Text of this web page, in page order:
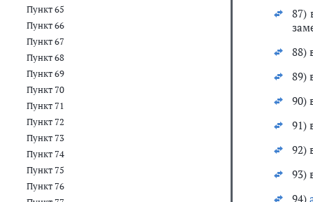
Пункт 65
Пункт 66
Пункт 67
Пункт 68
Пункт 69
Пункт 70
Пункт 71
Пункт 72
Пункт 73
Пункт 74
Пункт 75
Пункт 76
87)
88)
89)
90)
91)
92)
93)
94)